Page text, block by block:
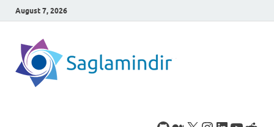
August 7, 2026
indirebileceğiniz sade